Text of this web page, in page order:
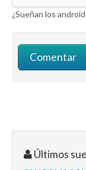
¿Sueñan los
Últimos